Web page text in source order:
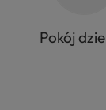
Pokój